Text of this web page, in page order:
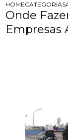
HOMECATEGORIAS
Onde
Empresas